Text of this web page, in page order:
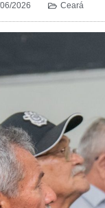
2026 Ceará